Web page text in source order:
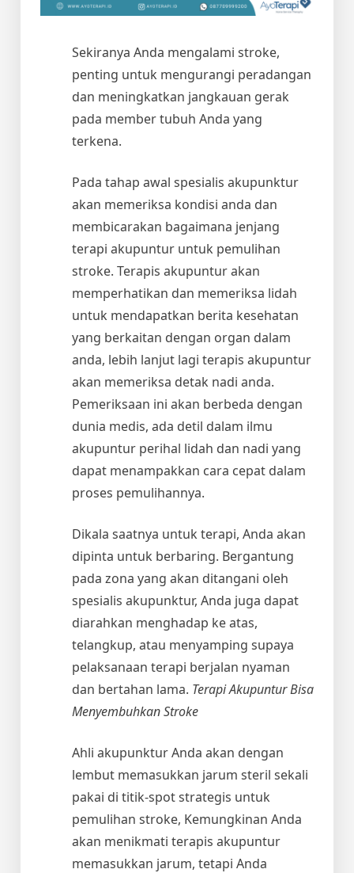
Sekiranya Anda mengalami stroke,
penting untuk mengurangi peradangan
dan meningkatkan jangkauan gerak
pada member tubuh Anda yang
terkena.
Pada tahap awal spesialis akupunktur
akan memeriksa kondisi anda dan
membicarakan bagaimana jenjang
terapi akupuntur untuk pemulihan
stroke. Terapis akupuntur akan
memperhatikan dan memeriksa lidah
untuk mendapatkan berita kesehatan
yang berkaitan dengan organ dalam
anda, lebih lanjut lagi terapis akupuntur
akan memeriksa detak nadi anda.
Pemeriksaan ini akan berbeda dengan
dunia medis, ada detil dalam ilmu
akupuntur perihal lidah dan nadi yang
dapat menampakkan cara cepat dalam
proses pemulihannya.
Dikala saatnya untuk terapi, Anda akan
dipinta untuk berbaring. Bergantung
pada zona yang akan ditangani oleh
spesialis akupunktur, Anda juga dapat
diarahkan menghadap ke atas,
telangkup, atau menyamping supaya
pelaksanaan terapi berjalan nyaman
dan bertahan lama. Terapi Akupuntur Bisa
Menyembuhkan Stroke
Ahli akupunktur Anda akan dengan
lembut memasukkan jarum steril sekali
pakai di titik-spot strategis untuk
pemulihan stroke, Kemungkinan Anda
akan menikmati terapis akupuntur
memasukkan jarum, tetapi Anda